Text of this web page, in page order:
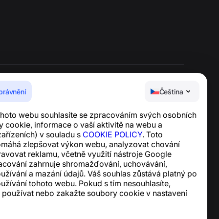
Čeština
webu souhlasíte se zpracováním svých osobních
cookie, informace o vaší aktivitě na webu a
v souladu s COOKIE POLICY. Toto
zlepšovat výkon webu, analyzovat chování
reklamu, včetně využití nástroje Google
zahrnuje shromažďování, uchovávání,
a mazání údajů. Váš souhlas zůstává platný po
tohoto webu. Pokud s tím nesouhlasíte,
používat nebo zakažte soubory cookie v nastavení
Zprávy a články
O projektu
Kontakty